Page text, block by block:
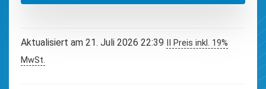
Aktualisiert am 21. Juli 2026 22:39
II Preis inkl. 19%
MwSt.